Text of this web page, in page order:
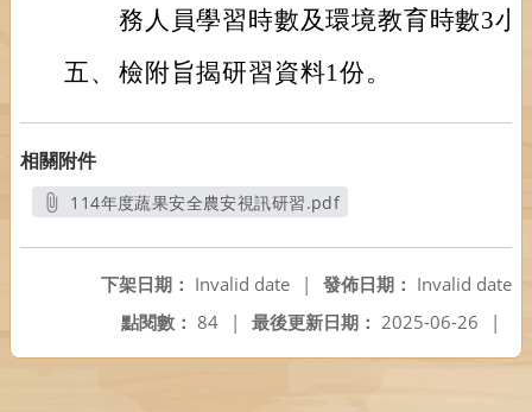
務人員學習時數及環境教育時數3小
五、 檢附旨揭研習資料1份。
相關附件
114年度蔬果安全農安視訊研習.pdf
發佈日期： Invalid date
下架日期： Invalid date
|
最後更新日期： 2025-06-26 |
點閱數： 84 |